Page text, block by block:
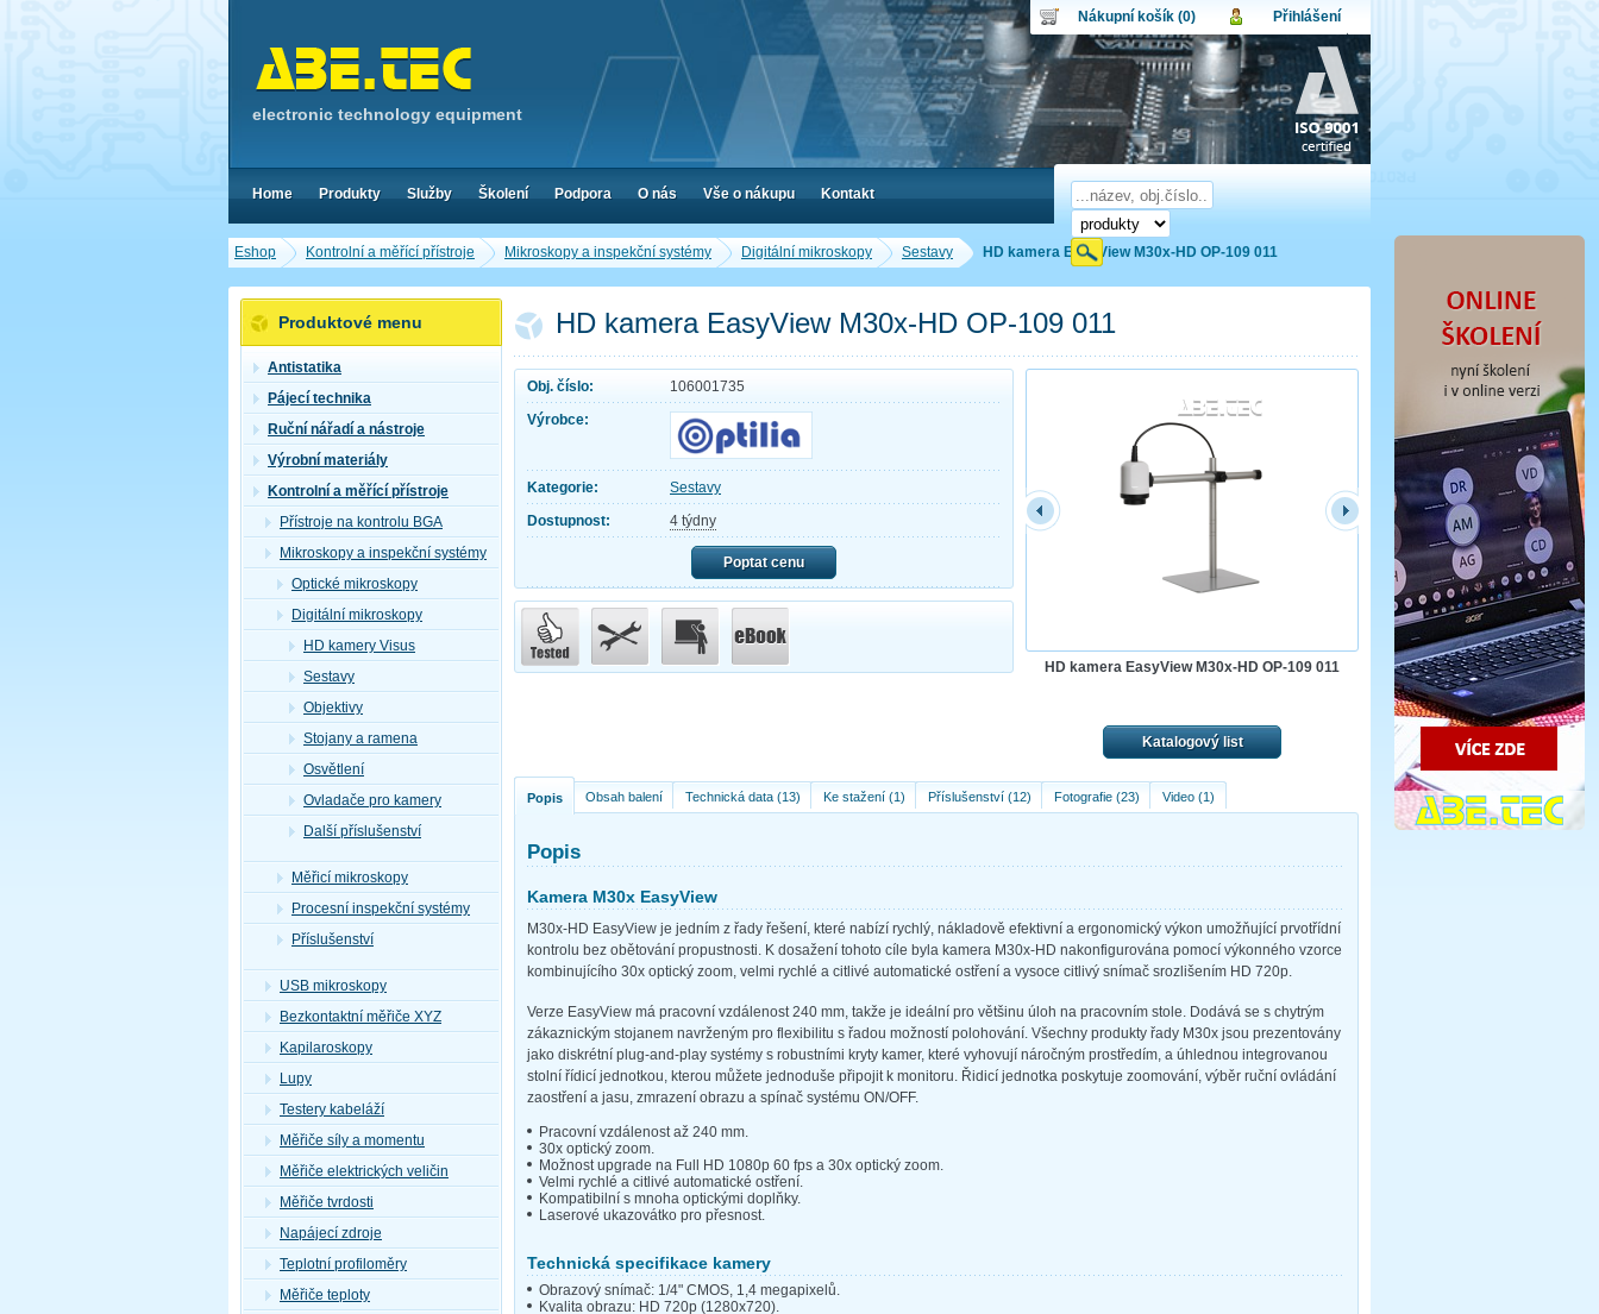
Eshop Kontrolní a měřící přístroje Mikroskopy a inspekční systémy Digitální mikroskopy Sestavy HD kamera EasyView M30x-HD OP-109 011
HD kamera EasyView M30x-HD OP-109 011
Obj. číslo:
106001735
Výrobce:
Kategorie:
Sestavy
Dostupnost:
4 týdny
Poptat cenu
HD kamera EasyView M30x-HD OP-109 011
Katalogový list
Popis Obsah balení Technická data (13) Ke stažení (1) Příslušenství (12) Fotografie (23) Video (1)
Popis
Kamera M30x EasyView
M30x-HD EasyView je jedním z řady řešení, které nabízí rychlý, nákladově efektivní a ergonomický výkon umožňující prvotřídní
kontrolu bez obětování propustnosti. K dosažení tohoto cíle byla kamera M30x-HD nakonfigurována pomocí výkonného vzorce
kombinujícího 30x optický zoom, velmi rychlé a citlivé automatické ostření a vysoce citlivý snímač srozlišením HD 720p.
Verze EasyView má pracovní vzdálenost 240 mm, takže je ideální pro většinu úloh na pracovním stole. Dodává se s chytrým
zákaznickým stojanem navrženým pro flexibilitu s řadou možností polohování. Všechny produkty řady M30x jsou prezentovány
jako diskrétní plug-and-play systémy s robustními kryty kamer, které vyhovují náročným prostředím, a úhlednou integrovanou
stolní řídicí jednotkou, kterou můžete jednoduše připojit k monitoru. Řidicí jednotka poskytuje zoomování, výběr ruční ovládání
zaostření a jasu, zmrazení obrazu a spínač systému ON/OFF.
Pracovní vzdálenost až 240 mm.
30x optický zoom.
Možnost upgrade na Full HD 1080p 60 fps a 30x optický zoom.
Velmi rychlé a citlivé automatické ostření.
Kompatibilní s mnoha optickými doplňky.
Laserové ukazovátko pro přesnost.
Technická specifikace kamery
Obrazový snímač: 1/4" CMOS, 1,4 megapixelů.
Kvalita obrazu: HD 720p (1280x720).
Produktové menu
Antistatika
Pájecí technika
Ruční nářadí a nástroje
Výrobní materiály
Kontrolní a měřící přístroje
Přístroje na kontrolu BGA
Mikroskopy a inspekční systémy
Optické mikroskopy
Digitální mikroskopy
HD kamery Visus
Sestavy
Objektivy
Stojany a ramena
Osvětlení
Ovladače pro kamery
Další příslušenství
Měřicí mikroskopy
Procesní inspekční systémy
Příslušenství
USB mikroskopy
Bezkontaktní měřiče XYZ
Kapilaroskopy
Lupy
Testery kabeláží
Měřiče síly a momentu
Měřiče elektrických veličin
Měřiče tvrdosti
Napájecí zdroje
Teplotní profiloměry
Měřiče teploty
electronic technology equipment
Nákupní košík (0)
Nákupní košík je momentálně prázdný.
Obsah košíku
Počet produktů:0
Cena celkem:
0,00 CZK
Přihlášení
Uživatel:
Heslo:
Přihlásit
Zapomenuté heslo Nová registrace
Home Produkty Služby Školení Podpora O nás Vše o nákupu Kontakt